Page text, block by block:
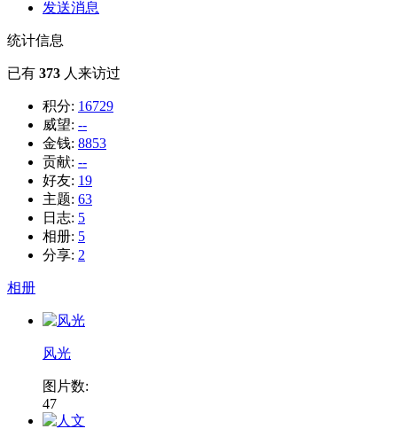
发送消息
统计信息
已有 373 人来访过
积分: 16729
威望: --
金钱: 8853
贡献: --
好友: 19
主题: 63
日志: 5
相册: 5
分享: 2
相册
风光
图片数:
47